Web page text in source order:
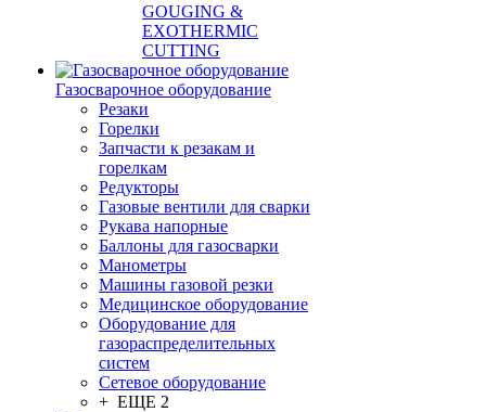
GOUGING &
EXOTHERMIC
CUTTING
Газосварочное оборудование
Резаки
Горелки
Запчасти к резакам и
горелкам
Редукторы
Газовые вентили для сварки
Рукава напорные
Баллоны для газосварки
Манометры
Машины газовой резки
Медицинское оборудование
Оборудование для
газораспределительных
систем
Сетевое оборудование
+ ЕЩЕ 2